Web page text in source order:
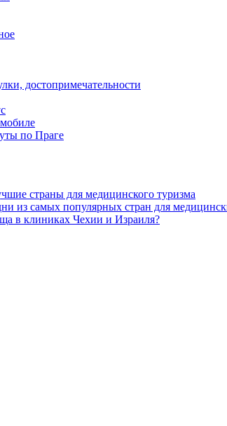
достопримечательности
по Праге
страны для медицинского туризма
из самых популярных стран для
в клиниках Чехии и Израиля?